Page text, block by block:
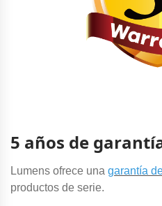
5 años de
Lumens ofrece una garantía
productos de serie.